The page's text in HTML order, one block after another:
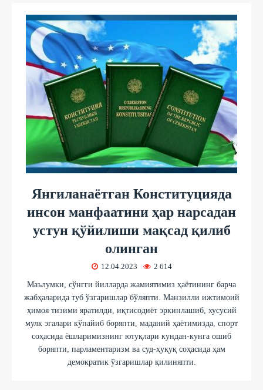
Янгиланаётган Конституцияда
инсон манфаатини ҳар нарсадан
устун қўйилиши мақсад қилиб
олинган
12.04.2023 2 614
Маълумки, сўнгги йилларда жамиятимиз ҳаётининг барча
жабҳаларида туб ўзгаришлар бўляпти. Манзилли ижтимоий
ҳимоя тизими яратилди, иқтисодиёт эркинлашиб, хусусий
мулк эгалари кўпайиб боряпти, маданий ҳаётимизда, спорт
соҳасида ёшларимизнинг ютуқлари кундан-кунга ошиб
боряпти, парламентаризм ва суд-ҳуқуқ соҳасида ҳам
демократик ўзгаришлар қилиняпти.